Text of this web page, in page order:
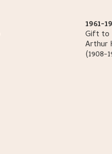
1961-
Gift to
Arthur
(1908-